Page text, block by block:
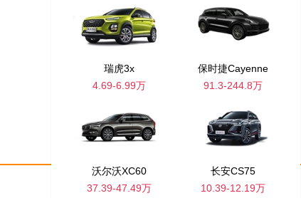
瑞虎3x
4.69-6.99万
保时捷Cayenne
91.3-244.8万
沃尔沃XC60
37.39-47.49万
长安CS75
10.39-12.19万